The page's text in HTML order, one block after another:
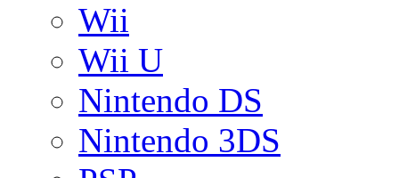
Wii
Wii U
Nintendo DS
Nintendo 3DS